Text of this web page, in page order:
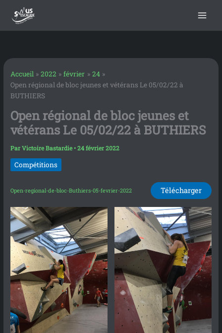
principal
contenu
Accueil 2022 février
24
Open régional de bloc jeunes et vétérans Le 05/02/22 à
BUTHIERS
Open régional de bloc jeunes et
vétérans Le 05/02/22 à BUTHIERS
ParVictoire Bastardie•24 février 2022
Compétitions
Open-regional-de-bloc-Buthiers-05-fevrier-2022 Télécharger